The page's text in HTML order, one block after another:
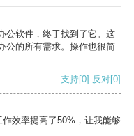
公软件，终于找到了它。这
公的所有需求。操作也很简
支持[0] 反对[0]
效率提高了50%，让我能够